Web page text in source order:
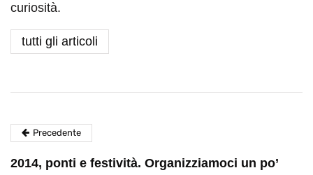
curiosità.
tutti gli articoli
Precedente
2014, ponti e festività. Organizziamoci un po’